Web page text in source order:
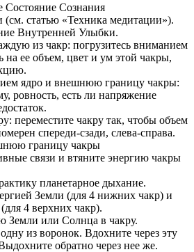
Состояние Сознания
(см. статью «Техника медитации»).
Внутренней Улыбки.
из чакр: погрузитесь вниманием
на ее объем, цвет и ум этой чакры,
ядро и внешнюю границу чакры:
ровность, есть ли напряжение
переместите чакру так, чтобы объем
спереди-сзади, слева-справа.
границу чакры
связи и втяните энергию чакры
планетарное дыхание.
Земли (для 4 нижних чакр) и
4 верхних чакр).
Земли или Солнца в чакру.
из воронок. Вдохните через эту
обратно через нее же.